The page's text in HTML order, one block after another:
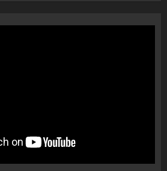
“bosen” Joana Nano për
abuzim me fondet publike dhe
pasuri të pajustifikuar